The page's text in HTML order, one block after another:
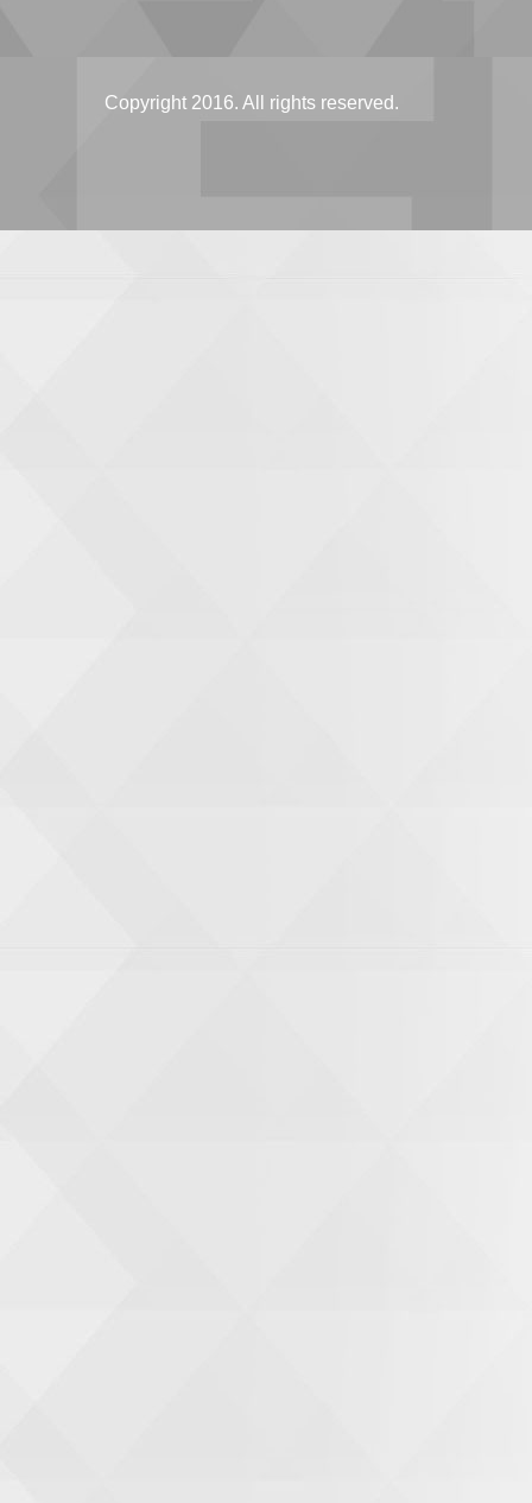
Copyright 2016. All rights reserved.